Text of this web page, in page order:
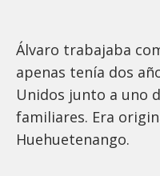
Álvaro trabajaba
apenas tenía dos
Unidos junto a uno
familiares. Era
Huehuetenango.